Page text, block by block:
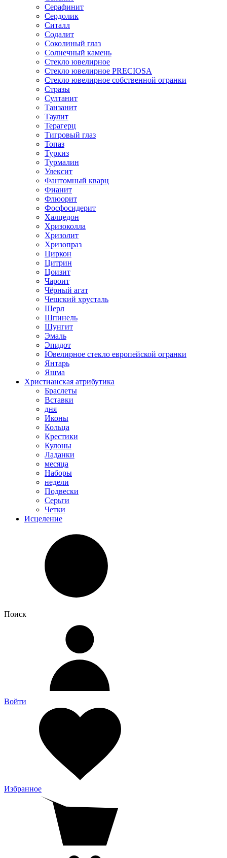
Серафинит
Сердолик
Ситалл
Содалит
Соколиный глаз
Солнечный камень
Стекло ювелирное
Стекло ювелирное PRECIOSA
Стекло ювелирное собственной огранки
Стразы
Султанит
Танзанит
Таулит
Терагерц
Тигровый глаз
Топаз
Туркиз
Турмалин
Улексит
Фантомный кварц
Фианит
Флюорит
Фосфосидерит
Халцедон
Хризоколла
Хризолит
Хризопраз
Циркон
Цитрин
Цоизит
Чароит
Чёрный агат
Чешский хрусталь
Шерл
Шпинель
Шунгит
Эмаль
Эпидот
Ювелирное стекло европейской огранки
Янтарь
Яшма
Христианская атрибутика
Браслеты
Вставки
дня
Иконы
Кольца
Крестики
Кулоны
Ладанки
месяца
Наборы
недели
Подвески
Серьги
Четки
Исцеление
Поиск
Войти
Избранное